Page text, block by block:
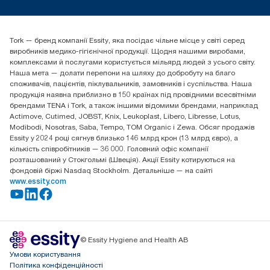
(+38) 044 490 55 66
Essity Україна
04071 м. Київ, вул. Григорія Сковороди 19,
Тел. +38 044 490 55 66
Tork — бренд компанії Essity, яка посідає чільне місце у світі серед
виробників медико-гігієнічної продукції. Щодня нашими виробами,
комплексами й послугами користується мільярд людей з усього світу.
Наша мета — долати перепони на шляху до добробуту на благо
споживачів, пацієнтів, піклувальників, замовників і суспільства. Наша
продукція наявна приблизно в 150 країнах під провідними всесвітніми
брендами TENA і Tork, а також іншими відомими брендами, наприклад
Actimove, Cutimed, JOBST, Knix, Leukoplast, Libero, Libresse, Lotus,
Modibodi, Nosotras, Saba, Tempo, TOM Organic і Zewa. Обсяг продажів
Essity у 2024 році сягнув близько 146 млрд крон (13 млрд євро), а
кількість співробітників — 36 000. Головний офіс компанії
розташований у Стокгольмі (Швеція). Акції Essity котируються на
фондовій біржі Nasdaq Stockholm. Детальніше — на сайті
www.essity.com
© Essity Hygiene and Health AB
Умови користування
Політика конфіденційності